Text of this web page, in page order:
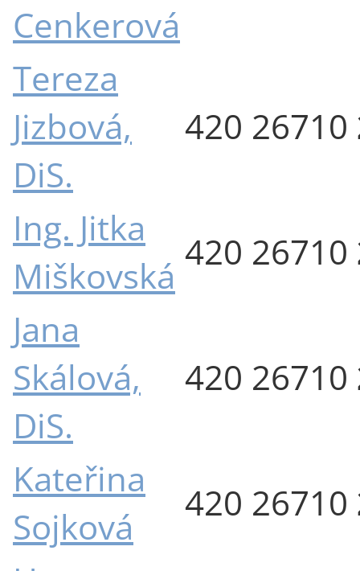
Cenkerová
Tereza
Jizbová,
DiS.
420 26710
Ing. Jitka
Miškovská
420 26710
Jana
Skálová,
DiS.
420 26710
Kateřina
Sojková
420 26710